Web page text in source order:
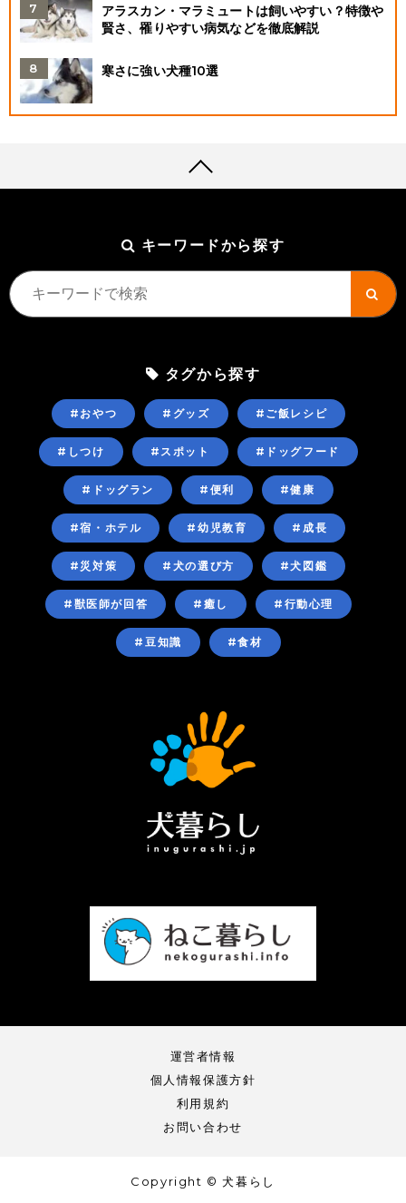
アラスカン・マラミュートは飼いやすい？特徴や
賢さ、罹りやすい病気などを徹底解説
寒さに強い犬種10選
キーワードから探す
タグから探す
#おやつ #グッズ #ご飯レシピ
#しつけ #スポット #ドッグフード
#ドッグラン #便利 #健康
#宿・ホテル #幼児教育 #成長
#災対策 #犬の選び方 #犬図鑑
#獣医師が回答 #癒し #行動心理
#豆知識 #食材
運営者情報
個人情報保護方針
利用規約
お問い合わせ
Copyright © 犬暮らし